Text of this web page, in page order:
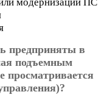
предприняты в
подъемным
просматривается